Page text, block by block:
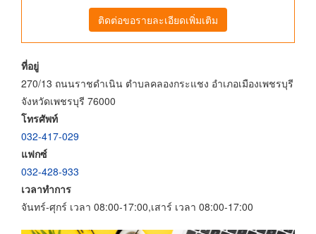
ติดต่อขอรายละเอียดเพิ่มเติม
ที่อยู่
270/13 ถนนราชดำเนิน ตำบลคลองกระแชง อำเภอเมืองเพชรบุรี
จังหวัดเพชรบุรี 76000
โทรศัพท์
032-417-029
แฟกซ์
032-428-933
เวลาทำการ
จันทร์-ศุกร์ เวลา 08:00-17:00,เสาร์ เวลา 08:00-17:00